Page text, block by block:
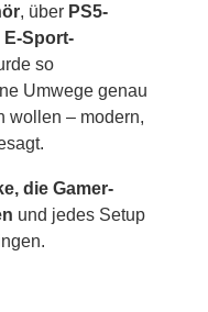
, über PS5-
E-Sport-
so
Umwege genau
wollen – modern,
die Gamer-
und jedes Setup